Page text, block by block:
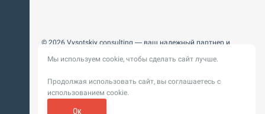
© 2026 Vysotskiy consulting — ваш надежный партнер и
Цифровизация, BIM, ИИ. Внедряем и оптимизируем
Пользовательское
соглашение
Политика обработки персональных
данных
Мы используем cookie, чтобы сделать сайт лучше.
Продолжая использовать сайт, вы соглашаетесь с
использованием cookie.
Ок